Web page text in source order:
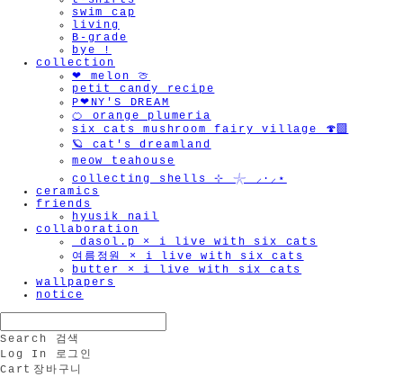
swim cap
living
B-grade
bye !
collection
❤︎ melon 🍈
petit candy recipe
P❤︎NY'S DREAM
🍊 orange plumeria
six cats mushroom fairy village 🍄‍🟫
🪐 cat's dreamland
meow teahouse
collecting shells ⊹ 𓇼 ⸝·⸝⋆
ceramics
friends
hyusik_nail
collaboration
_dasol.p × i live with six cats
여름정원 × i live with six cats
butter × i live with six cats
wallpapers
notice
Search
검색
Log In
로그인
Cart 장바구니